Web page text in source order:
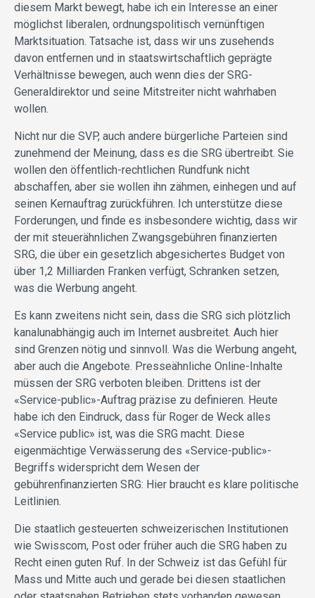
diesem Markt bewegt, habe ich ein Interesse an einer
möglichst liberalen, ordnungspolitisch vernünftigen
Marktsituation. Tatsache ist, dass wir uns zusehends
davon entfernen und in staatswirtschaftlich geprägte
Verhältnisse bewegen, auch wenn dies der SRG-
Generaldirektor und seine Mitstreiter nicht wahrhaben
wollen.
Nicht nur die SVP, auch andere bürgerliche Parteien sind
zunehmend der Meinung, dass es die SRG übertreibt. Sie
wollen den öffentlich-rechtlichen Rundfunk nicht
abschaffen, aber sie wollen ihn zähmen, einhegen und auf
seinen Kernauftrag zurückführen. Ich unterstütze diese
Forderungen, und finde es insbesondere wichtig, dass wir
der mit steuerähnlichen Zwangsgebühren finanzierten
SRG, die über ein gesetzlich abgesichertes Budget von
über 1,2 Milliarden Franken verfügt, Schranken setzen,
was die Werbung angeht.
Es kann zweitens nicht sein, dass die SRG sich plötzlich
kanalunabhängig auch im Internet ausbreitet. Auch hier
sind Grenzen nötig und sinnvoll. Was die Werbung angeht,
aber auch die Angebote. Presseähnliche Online-Inhalte
müssen der SRG verboten bleiben. Drittens ist der
«Service-public»-Auftrag präzise zu definieren. Heute
habe ich den Eindruck, dass für Roger de Weck alles
«Service public» ist, was die SRG macht. Diese
eigenmächtige Verwässerung des «Service-public»-
Begriffs widerspricht dem Wesen der
gebührenfinanzierten SRG: Hier braucht es klare politische
Leitlinien.
Die staatlich gesteuerten schweizerischen Institutionen
wie Swisscom, Post oder früher auch die SRG haben zu
Recht einen guten Ruf. In der Schweiz ist das Gefühl für
Mass und Mitte auch und gerade bei diesen staatlichen